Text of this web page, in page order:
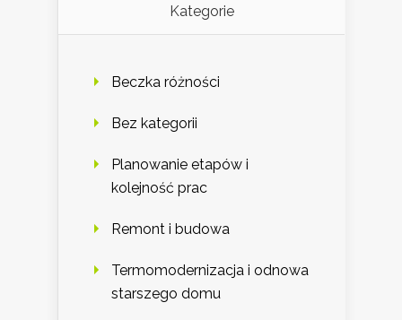
Kategorie
Beczka różności
Bez kategorii
Planowanie etapów i
kolejność prac
Remont i budowa
Termomodernizacja i odnowa
starszego domu